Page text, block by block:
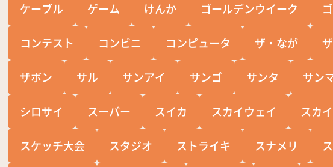
ケーブル ゲーム けんか ゴールデンウイーク
コンテスト コンビニ コンピュータ ザ・なが
ザボン サル サンアイ サンゴ サンタ サン
シロサイ スーパー スイカ スカイウェイ スカ
スケッチ大会 スタジオ ストライキ スナメリ